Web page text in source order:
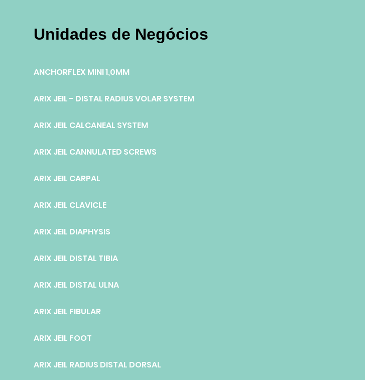
Unidades de Negócios
ANCHORFLEX MINI 1,0MM
ARIX JEIL - DISTAL RADIUS VOLAR SYSTEM
ARIX JEIL CALCANEAL SYSTEM
ARIX JEIL CANNULATED SCREWS
ARIX JEIL CARPAL
ARIX JEIL CLAVICLE
ARIX JEIL DIAPHYSIS
ARIX JEIL DISTAL TIBIA
ARIX JEIL DISTAL ULNA
ARIX JEIL FIBULAR
ARIX JEIL FOOT
ARIX JEIL RADIUS DISTAL DORSAL